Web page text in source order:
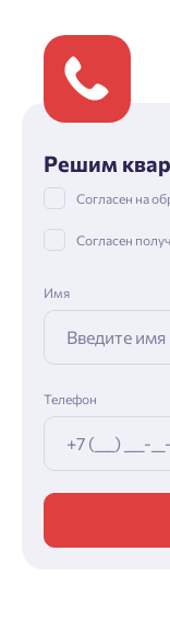
Решим
Согласен на
Согласен
Имя
Телефон